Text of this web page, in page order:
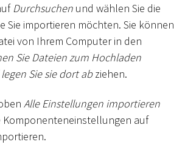
Durchsuchen und wählen Sie die
Sie importieren möchten. Sie können
von Ihrem Computer in den
Sie Dateien zum Hochladen
Sie sie dort abziehen.
Alle Einstellungen importieren
Komponenteneinstellungen auf